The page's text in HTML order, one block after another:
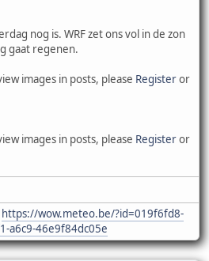
nog is. WRF zet ons vol in de zon
gaat regenen.
images in posts, please Registeror
images in posts, please Registeror
https://wow.meteo.be/?id=019f6fd8-
a6c9-46e9f84dc05e